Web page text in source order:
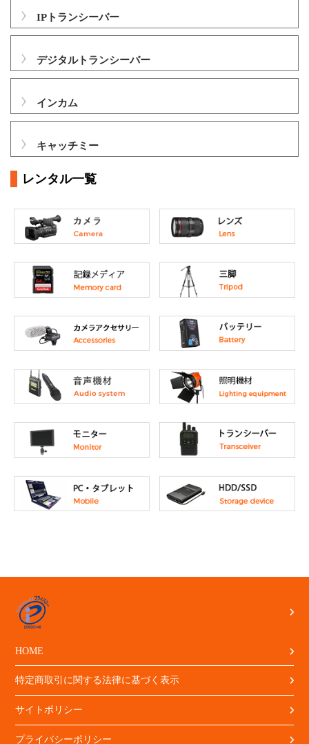
IPトランシーバー
デジタルトランシーバー
インカム
キャッチミー
レンタル一覧
HOME
特定商取引に関する法律に基づく表示
サイトポリシー
プライバシーポリシー